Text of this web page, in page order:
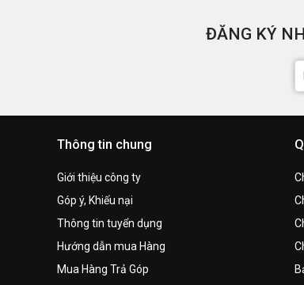
ĐĂNG KÝ
Thông tin chung
Giới thiệu công ty
Góp ý, Khiếu nại
Thông tin tuyển dụng
Hướng dẫn mua Hàng
Mua Hàng Trả Góp